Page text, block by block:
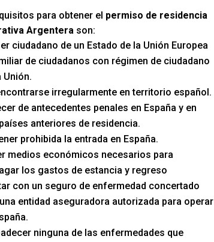
para obtener el permiso de residencia
Argenterason:
ciudadano de un Estado de la Unión Europea
de ciudadanos con régimen de ciudadano
Unión.
irregularmente en territorio español.
de antecedentes penales en España y en
anteriores de residencia.
prohibida la entrada en España.
medios económicos necesarios para
los gastos de estancia y regreso
con un seguro de enfermedad concertado
entidad aseguradora autorizada para operar
ninguna de las enfermedades que